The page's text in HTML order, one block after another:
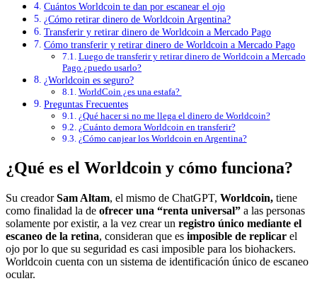
Cuántos Worldcoin te dan por escanear el ojo
¿Cómo retirar dinero de Worldcoin Argentina?
Transferir y retirar dinero de Worldcoin a Mercado Pago
Cómo transferir y retirar dinero de Worldcoin a Mercado Pago
Luego de transferir y retirar dinero de Worldcoin a Mercado
Pago ¿puedo usarlo?
¿Worldcoin es seguro?
WorldCoin ¿es una estafa?
Preguntas Frecuentes
¿Qué hacer si no me llega el dinero de Worldcoin?
¿Cuánto demora Worldcoin en transferir?
¿Cómo canjear los Worldcoin en Argentina?
¿Qué es el Worldcoin y cómo funciona?
Su creadorSam Altam, el mismo de ChatGPT, Worldcoin, tiene
como finalidad la de ofrecer una “renta universal” a las personas
solamente por existir, a la vez crear un registro único mediante el
escaneo de la retina, consideran que es imposible de replicar el
ojo por lo que su seguridad es casi imposible para los biohackers.
Worldcoin cuenta con un sistema de identificación único de escaneo
ocular.